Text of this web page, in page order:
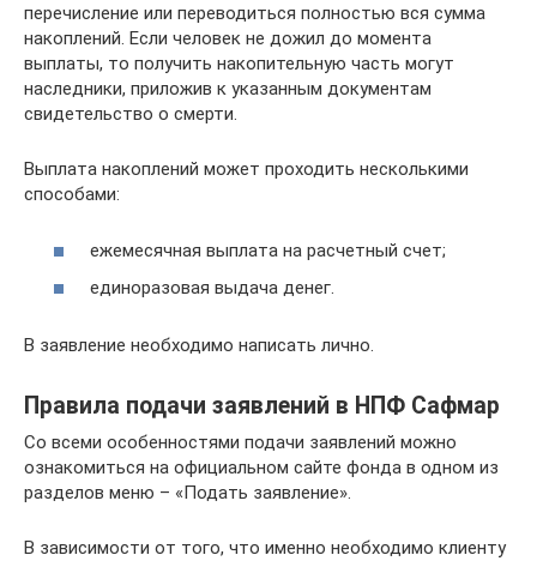
перечисление или переводиться полностью вся сумма
накоплений. Если человек не дожил до момента
выплаты, то получить накопительную часть могут
наследники, приложив к указанным документам
свидетельство о смерти.
Выплата накоплений может проходить несколькими
способами:
ежемесячная выплата на расчетный счет;
единоразовая выдача денег.
В заявление необходимо написать лично.
Правила подачи заявлений в НПФ Сафмар
Со всеми особенностями подачи заявлений можно
ознакомиться на официальном сайте фонда в одном из
разделов меню – «Подать заявление».
В зависимости от того, что именно необходимо клиенту